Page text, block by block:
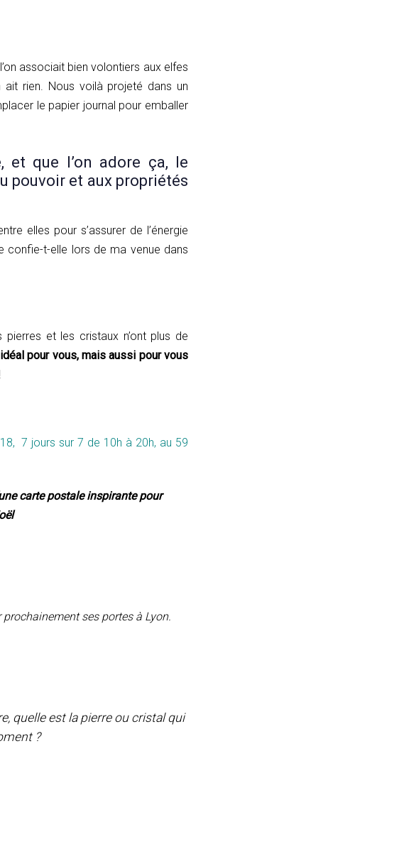
associait bien volontiers aux elfes
ait rien. Nous voilà projeté dans un
le papier journal pour emballer
et que l’on adore ça, le
pouvoir et aux propriétés
elles pour s’assurer de l’énergie
confie-t-elle lors de ma venue dans
et les cristaux n’ont plus de
pour vous, mais aussi pour vous
7 jours sur 7 de 10h à 20h, au 59
carte postale inspirante pour
ses portes à Lyon.
quelle est la pierre ou cristal qui
?